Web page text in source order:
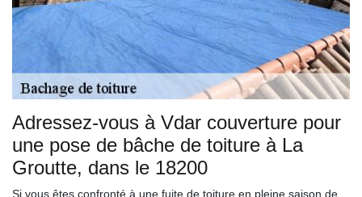
Adressez-vous à Vdar couverture pour
une pose de bâche de toiture à La
Groutte, dans le 18200
Si vous êtes confronté à une fuite de toiture en pleine saison de